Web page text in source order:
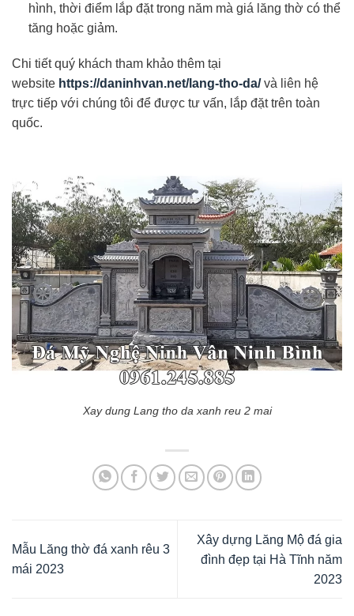
hình, thời điểm lắp đặt trong năm mà giá lăng thờ có thể
tăng hoặc giảm.
Chi tiết quý khách tham khảo thêm tại
website https://daninhvan.net/lang-tho-da/ và liên hệ
trực tiếp với chúng tôi để được tư vấn, lắp đặt trên toàn
quốc.
Xay dung Lang tho da xanh reu 2 mai
Mẫu Lăng thờ đá xanh rêu 3
mái 2023
Xây dựng Lăng Mộ đá gia
đình đẹp tại Hà Tĩnh năm
2023